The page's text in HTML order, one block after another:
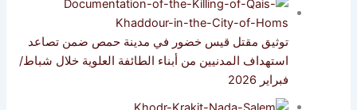
توثيق مقتل قيس خضور في مدينة حمص ضمن تصاعد
استهداف المدنيين من أبناء الطائفة العلوية خلال شباط/
فبراير 2026